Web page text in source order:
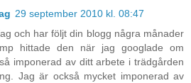
29 september 2010 kl. 08:47
och har följt din blogg några månader
hittade den när jag googlade om
imponerad av ditt arbete i trädgården
Jag är också mycket imponerad av